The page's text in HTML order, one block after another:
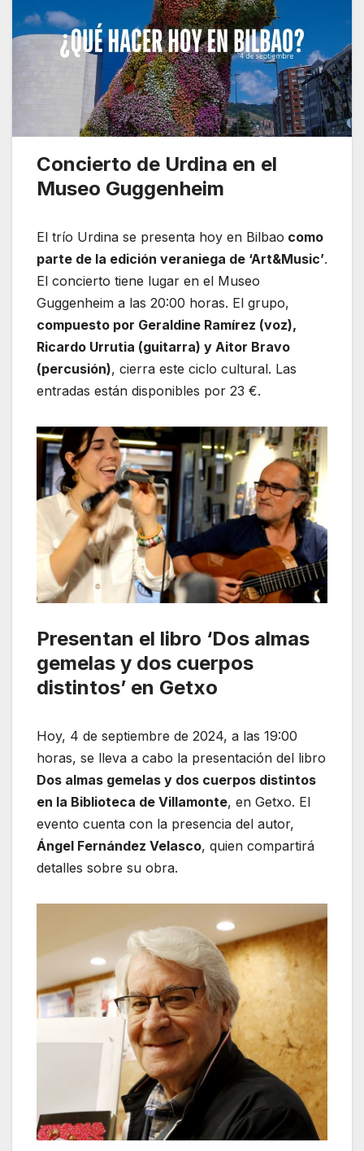
Concierto de Urdina en el
Museo Guggenheim
El trío Urdina se presenta hoy en Bilbao como
parte de la edición veraniega de ‘Art&Music’.
El concierto tiene lugar en el Museo
Guggenheim a las 20:00 horas. El grupo,
compuesto por Geraldine Ramírez (voz),
Ricardo Urrutia (guitarra) y Aitor Bravo
(percusión), cierra este ciclo cultural. Las
entradas están disponibles por 23 €.
Presentan el libro ‘Dos almas
gemelas y dos cuerpos
distintos’ en Getxo
Hoy, 4 de septiembre de 2024, a las 19:00
horas, se lleva a cabo la presentación del libro
Dos almas gemelas y dos cuerpos distintos
en la Biblioteca de Villamonte, en Getxo. El
evento cuenta con la presencia del autor,
Ángel Fernández Velasco, quien compartirá
detalles sobre su obra.